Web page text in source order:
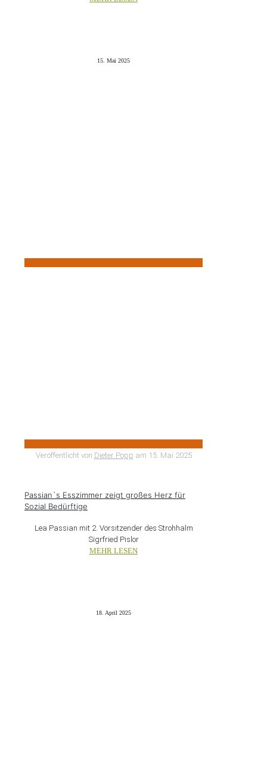
15. Mai 2025
Veröffentlicht von Dieter Popp am 15. Mai 2025
Passian`s Esszimmer zeigt großes Herz für
Sozial Bedürftige
Lea Passian mit 2. Vorsitzender des Strohhalm
Sigrfried Pislor
MEHR LESEN
18. April 2025